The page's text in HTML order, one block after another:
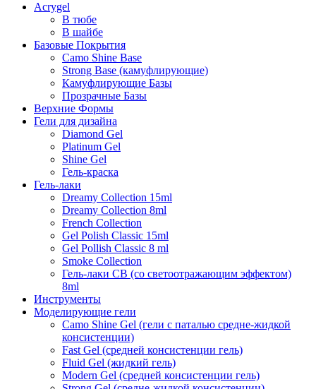
Acrygel
В тюбе
В шайбе
Базовые Покрытия
Camo Shine Base
Strong Base (камуфлирующие)
Камуфлирующие Базы
Прозрачные Базы
Верхние Формы
Гели для дизайна
Diamond Gel
Platinum Gel
Shine Gel
Гель-краска
Гель-лаки
Dreamy Collection 15ml
Dreamy Collection 8ml
French Collection
Gel Polish Classic 15ml
Gel Pollish Classic 8 ml
Smoke Collection
Гель-лаки СВ (со светоотражающим эффектом)
8ml
Инструменты
Моделирующие гели
Camo Shine Gel (гели с паталью средне-жидкой
консистенции)
Fast Gel (средней консистенции гель)
Fluid Gel (жидкий гель)
Modern Gel (средней консистенции гель)